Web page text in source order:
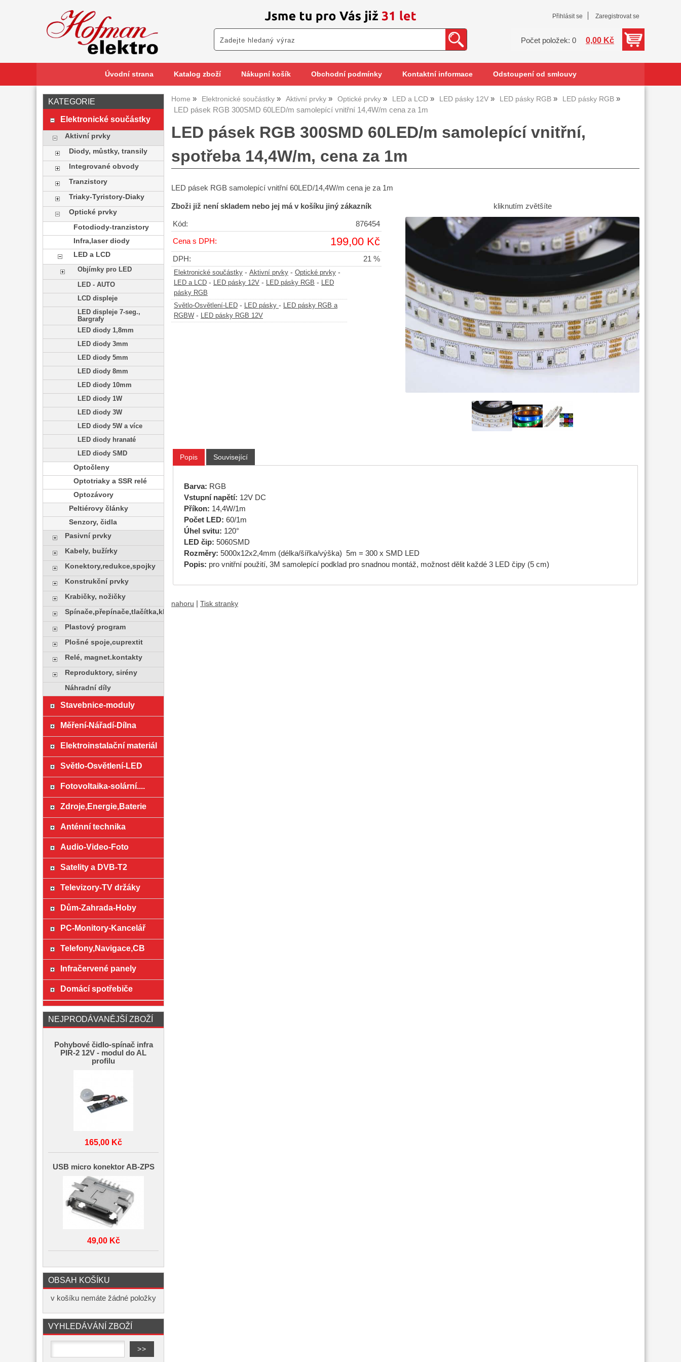
Přihlásit se Zaregistrovat se
Počet položek: 0 0,00 Kč
Úvodní strana Katalog zboží Nákupní košík Obchodní podmínky Kontaktní informace Odstoupení od smlouvy
Home Elektronické součástky Aktivní prvky Optické prvky LED a LCD LED pásky 12V LED pásky RGB LED pásky RGB
LED pásek RGB 300SMD 60LED/m samolepící vnitřní 14,4W/m cena za 1m
LED pásek RGB 300SMD 60LED/m samolepící vnitřní,
spotřeba 14,4W/m, cena za 1m
LED pásek RGB samolepící vnitřní 60LED/14,4W/m cena je za 1m
kliknutím zvětšíte
Zboži již není skladem nebo jej má v košíku jiný zákazník
Kód: 876454
Cena s DPH: 199,00 Kč
DPH: 21 %
Elektronické součástky - Aktivní prvky - Optické prvky -
LED a LCD - LED pásky 12V - LED pásky RGB - LED
pásky RGB
Světlo-Osvětlení-LED - LED pásky - LED pásky RGB a
RGBW - LED pásky RGB 12V
Popis Související
Barva: RGB
Vstupní napětí: 12V DC
Příkon: 14,4W/1m
Počet LED: 60/1m
Úhel svitu: 120°
LED čip: 5060SMD
Rozměry: 5000x12x2,4mm (délka/šířka/výška) 5m = 300 x SMD LED
Popis: pro vnitřní použití, 3M samolepící podklad pro snadnou montáž, možnost dělit každé 3 LED čipy (5 cm)
nahoru Tisk stranky
KATEGORIE
Elektronické součástky
Aktivní prvky
Diody, můstky, transily
Integrované obvody
Tranzistory
Triaky-Tyristory-Diaky
Optické prvky
Fotodiody-tranzistory
Infra,laser diody
LED a LCD
Objímky pro LED
LED - AUTO
LCD displeje
LED displeje 7-seg.,
Bargrafy
LED diody 1,8mm
LED diody 3mm
LED diody 5mm
LED diody 8mm
LED diody 10mm
LED diody 1W
LED diody 3W
LED diody 5W a více
LED diody hranaté
LED diody SMD
Optočleny
Optotriaky a SSR relé
Optozávory
Peltiérovy články
Senzory, čidla
Pasivní prvky
Kabely, bužírky
Konektory,redukce,spojky
Konstrukční prvky
Krabičky, nožičky
Spínače,přepínače,tlačítka,klávesy
Plastový program
Plošné spoje,cuprextit
Relé, magnet.kontakty
Reproduktory, sirény
Náhradní díly
Stavebnice-moduly
Měření-Nářadí-Dílna
Elektroinstalační materiál
Světlo-Osvětlení-LED
Fotovoltaika-solární....
Zdroje,Energie,Baterie
Anténní technika
Audio-Video-Foto
Satelity a DVB-T2
Televizory-TV držáky
Dům-Zahrada-Hoby
PC-Monitory-Kancelář
Telefony,Navigace,CB
Infračervené panely
Domácí spotřebiče
NEJPRODÁVANĚJŠÍ ZBOŽÍ
Pohybové čidlo-spínač infra
PIR-2 12V - modul do AL
profilu
165,00 Kč
USB micro konektor AB-ZPS
49,00 Kč
OBSAH KOŠÍKU
v košíku nemáte žádné položky
VYHLEDÁVÁNÍ ZBOŽÍ